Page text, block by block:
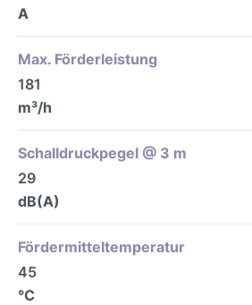
A
Max. Förderleistung
181
m³/h
Schalldruckpegel @ 3 m
29
dB(A)
Fördermitteltemperatur
45
°C